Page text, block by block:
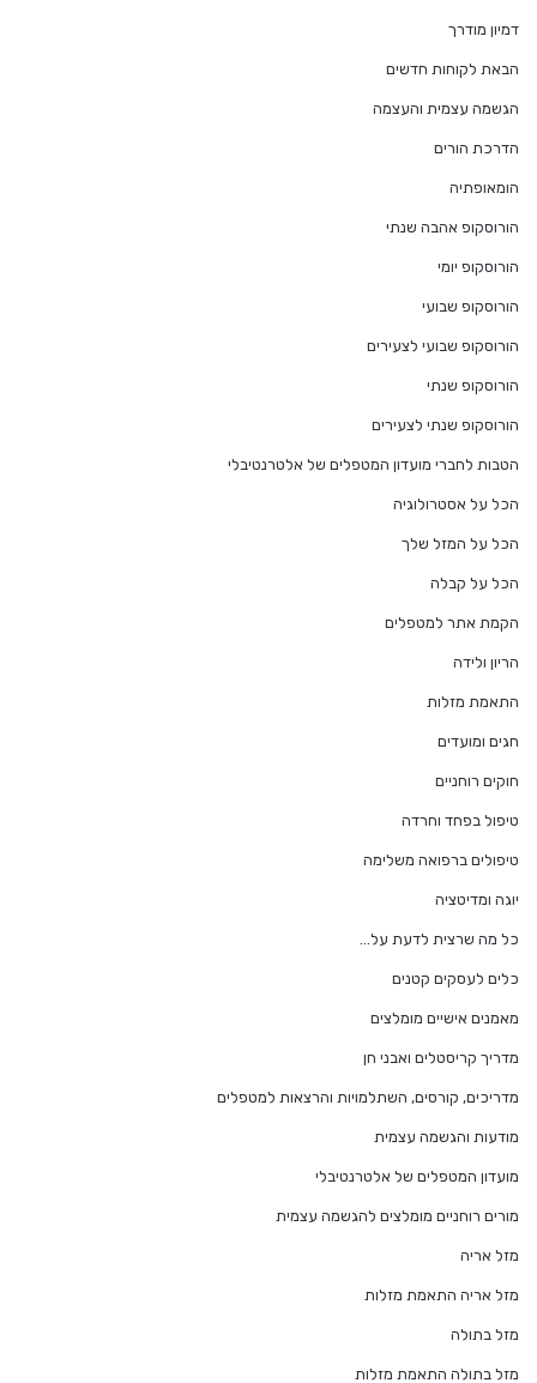
דמיון מודרך
הבאת לקוחות חדשים
הגשמה עצמית והעצמה
הדרכת הורים
הומאופתיה
הורוסקופ אהבה שנתי
הורוסקופ יומי
הורוסקופ שבועי
הורוסקופ שבועי לצעירים
הורוסקופ שנתי
הורוסקופ שנתי לצעירים
הטבות לחברי מועדון המטפלים של אלטרנטיבלי
הכל על אסטרולוגיה
הכל על המזל שלך
הכל על קבלה
הקמת אתר למטפלים
הריון ולידה
התאמת מזלות
חגים ומועדים
חוקים רוחניים
טיפול בפחד וחרדה
טיפולים ברפואה משלימה
יוגה ומדיטציה
כל מה שרצית לדעת על…
כלים לעסקים קטנים
מאמנים אישיים מומלצים
מדריך קריסטלים ואבני חן
מדריכים, קורסים, השתלמויות והרצאות למטפלים
מודעות והגשמה עצמית
מועדון המטפלים של אלטרנטיבלי
מורים רוחניים מומלצים להגשמה עצמית
מזל אריה
מזל אריה התאמת מזלות
מזל בתולה
מזל בתולה התאמת מזלות